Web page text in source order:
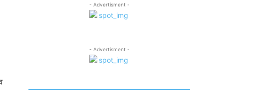
- Advertisment -
- Advertisment -